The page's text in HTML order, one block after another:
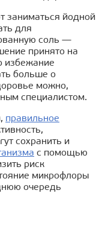
заниматься йодной
для
соль —
принято на
избежание
больше о
можно,
специалистом.
правильное
сохранить и
с помощью
риск
микрофлоры
очередь